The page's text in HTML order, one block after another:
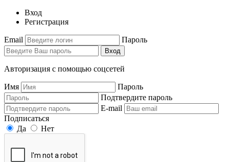
Вход
Регистрация
Email Пароль
Вход
Авторизация с помощью соцсетей
Имя
Пароль
Подтвердите пароль
E-mail
Подписаться
Да
Нет